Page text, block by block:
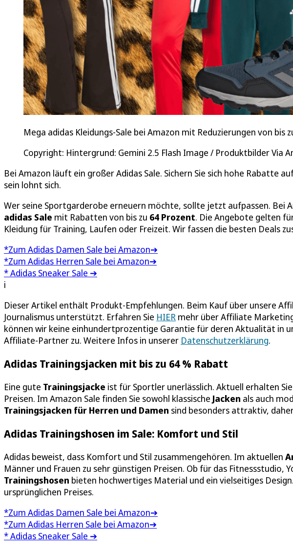
Mega adidas Kleidungs-Sale bei Amazon mit Reduzierungen von bis
Copyright: Hintergrund: Gemini 2.5 Flash Image / Produktbilder Via
Bei Amazon läuft ein großer Adidas Sale. Sichern Sie sich hohe Rabatte
sein lohnt sich.
Wer seine Sportgarderobe erneuern möchte, sollte jetzt aufpassen. Bei
adidas Sale mit Rabatten von bis zu 64 Prozent. Die Angebote gelten
Kleidung für Training, Laufen oder Freizeit. Wir fassen die besten Deals
*Zum Adidas Damen Sale bei Amazon➔
*Zum Adidas Herren Sale bei Amazon➔
* Adidas Sneaker Sale ➔
i
Dieser Artikel enthält Produkt-Empfehlungen. Beim Kauf über unsere
Journalismus unterstützt. Erfahren Sie HIER mehr über Affiliate
können wir keine einhundertprozentige Garantie für deren Aktualität in
Affiliate-Partner zu. Weitere Infos in unserer Datenschutzerklärung.
Adidas Trainingsjacken mit bis zu 64 % Rabatt
Eine gute Trainingsjacke ist für Sportler unerlässlich. Aktuell erhalten
Preisen. Im Amazon Sale finden Sie sowohl klassische Jacken als auch
Trainingsjacken für Herren und Damen sind besonders attraktiv,
Adidas Trainingshosen im Sale: Komfort und Stil
Adidas beweist, dass Komfort und Stil zusammengehören. Im aktuellen
Männer und Frauen zu sehr günstigen Preisen. Ob für das Fitnessstudio,
Trainingshosen bieten hochwertiges Material und ein vielseitiges
ursprünglichen Preises.
*Zum Adidas Damen Sale bei Amazon➔
*Zum Adidas Herren Sale bei Amazon➔
* Adidas Sneaker Sale ➔